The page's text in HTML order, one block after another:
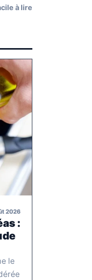
à lire
2026
:
le